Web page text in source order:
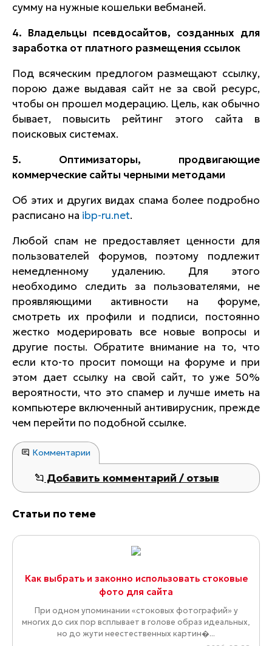
сумму на нужные кошельки вебманей.
4. Владельцы псевдосайтов, созданных для
заработка от платного размещения ссылок
Под всяческим предлогом размещают ссылку,
порою даже выдавая сайт не за свой ресурс,
чтобы он прошел модерацию. Цель, как обычно
бывает, повысить рейтинг этого сайта в
поисковых системах.
5. Оптимизаторы, продвигающие
коммерческие сайты черными методами
Об этих и других видах спама более подробно
расписано на ibp-ru.net.
Любой спам не предоставляет ценности для
пользователей форумов, поэтому подлежит
немедленному удалению. Для этого
необходимо следить за пользователями, не
проявляющими активности на форуме,
смотреть их профили и подписи, постоянно
жестко модерировать все новые вопросы и
другие посты. Обратите внимание на то, что
если кто-то просит помощи на форуме и при
этом дает ссылку на свой сайт, то уже 50%
вероятности, что это спамер и лучше иметь на
компьютере включенный антивирусник, прежде
чем перейти по подобной ссылке.
Комментарии
Добавить комментарий / отзыв
Статьи по теме
Как выбрать и законно использовать стоковые
фото для сайта
При одном упоминании «стоковых фотографий» у
многих до сих пор всплывает в голове образ идеальных,
но до жути неестественных картин�...